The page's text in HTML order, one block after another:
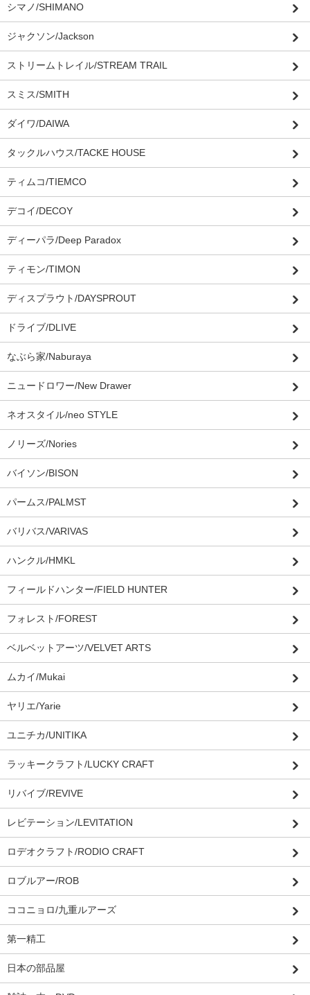
シマノ/SHIMANO
ジャクソン/Jackson
ストリームトレイル/STREAM TRAIL
スミス/SMITH
ダイワ/DAIWA
タックルハウス/TACKE HOUSE
ティムコ/TIEMCO
デコイ/DECOY
ディーパラ/Deep Paradox
ティモン/TIMON
ディスプラウト/DAYSPROUT
ドライブ/DLIVE
なぶら家/Naburaya
ニュードロワー/New Drawer
ネオスタイル/neo STYLE
ノリーズ/Nories
バイソン/BISON
パームス/PALMST
バリバス/VARIVAS
ハンクル/HMKL
フィールドハンター/FIELD HUNTER
フォレスト/FOREST
ベルベットアーツ/VELVET ARTS
ムカイ/Mukai
ヤリエ/Yarie
ユニチカ/UNITIKA
ラッキークラフト/LUCKY CRAFT
リバイブ/REVIVE
レビテーション/LEVITATION
ロデオクラフト/RODIO CRAFT
ロブルアー/ROB
ココニョロ/九重ルアーズ
第一精工
日本の部品屋